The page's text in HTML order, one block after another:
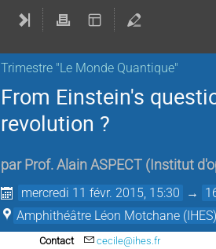
Trimestre "Le Monde Quantique"
From Einstein's
revolution ?
par Prof. Alain ASPECT ( Institut
mercredi 11 févr. 2015, 15:30 →
Amphithéâtre Léon Motchane (IHES)
Contact cecile@ihes.fr